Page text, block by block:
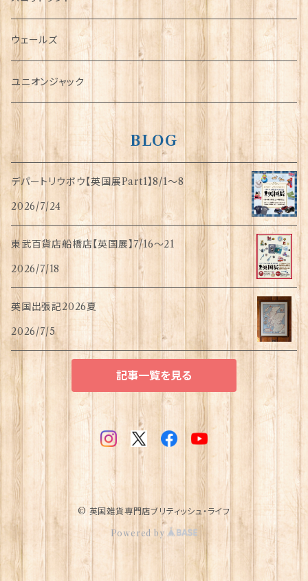
傘
指貫(シンブル)
ウェールズ
ユニオンジャック
BLOG
デパートリウボウ【英国展Part1】8/1〜8
2026/7/24
東武百貨店船橋店【英国展】7/16～21
2026/7/18
英国出張記2026夏
2026/7/5
記事一覧を見る
© 英国雑貨専門店ブリティッシュ・ライフ
Powered by